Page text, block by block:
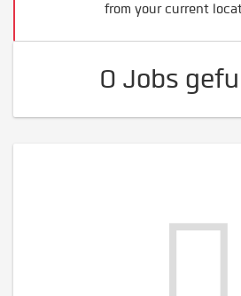
from your current
0 Jobs